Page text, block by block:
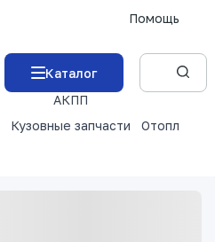
Помощь
Каталог
АКПП
Кузовные запчасти
Отопление